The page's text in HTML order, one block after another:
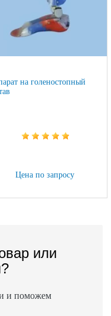
на голеностопный
Цена по запросу
или
и поможем